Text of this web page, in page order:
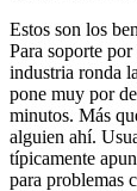
Estos son los
Para soporte
industria ronda
pone muy por
minutos. Más
alguien ahí.
típicamente
para problemas